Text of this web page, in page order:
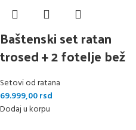
Baštenski set ratan
trosed + 2 fotelje bež
Setovi od ratana
69.999,00rsd
Dodaj u korpu